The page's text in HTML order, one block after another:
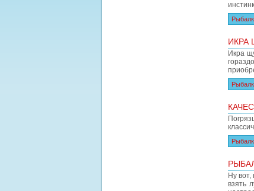
ИКРА
Икра
Ну
взять